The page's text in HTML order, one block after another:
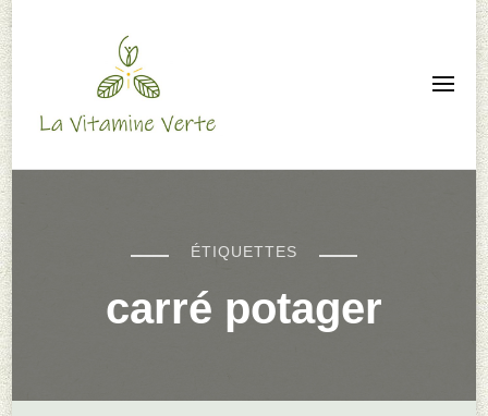
La Vitamine Verte –
Animation nature –
Autonomie familiale
ÉTIQUETTES
carré potager